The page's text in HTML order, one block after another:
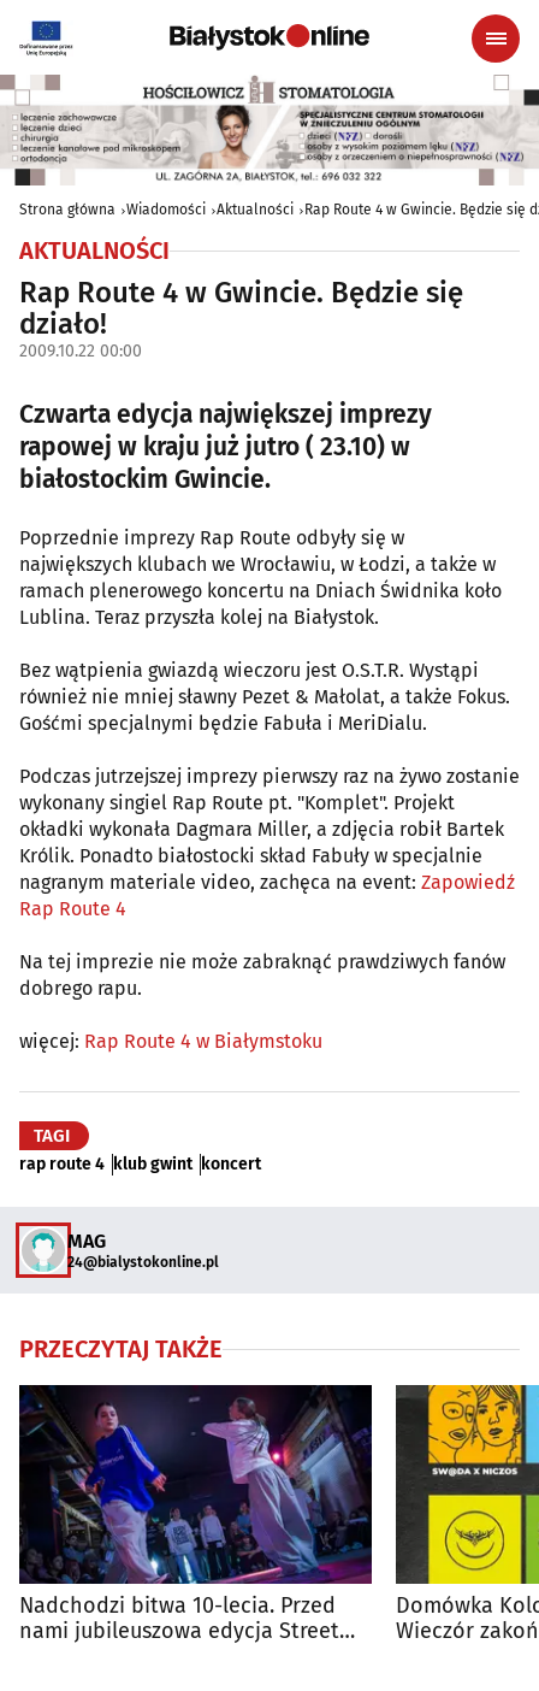
Strona główna Wiadomości Aktualności Rap Route 4 w Gwincie. Będzie się
AKTUALNOŚCI
Rap Route 4 w Gwincie. Będzie się
działo!
2009.10.22 00:00
Czwarta edycja największej imprezy
rapowej w kraju już jutro ( 23.10) w
białostockim Gwincie.
Poprzednie imprezy Rap Route odbyły się w
największych klubach we Wrocławiu, w Łodzi, a także w
ramach plenerowego koncertu na Dniach Świdnika koło
Lublina. Teraz przyszła kolej na Białystok.
Bez wątpienia gwiazdą wieczoru jest O.S.T.R. Wystąpi
również nie mniej sławny Pezet & Małolat, a także Fokus.
Gośćmi specjalnymi będzie Fabuła i MeriDialu.
Podczas jutrzejszej imprezy pierwszy raz na żywo zostanie
wykonany singiel Rap Route pt. "Komplet". Projekt
okładki wykonała Dagmara Miller, a zdjęcia robił Bartek
Królik. Ponadto białostocki skład Fabuły w specjalnie
nagranym materiale video, zachęca na event: Zapowiedź
Rap Route 4
Na tej imprezie nie może zabraknąć prawdziwych fanów
dobrego rapu.
więcej: Rap Route 4 w Białymstoku
TAGI
rap route 4 klub gwint koncert
MAG
24@bialystokonline.pl
PRZECZYTAJ TAKŻE
Nadchodzi bitwa 10-lecia. Przed
nami jubileuszowa edycja Street
Domówka
Wieczór